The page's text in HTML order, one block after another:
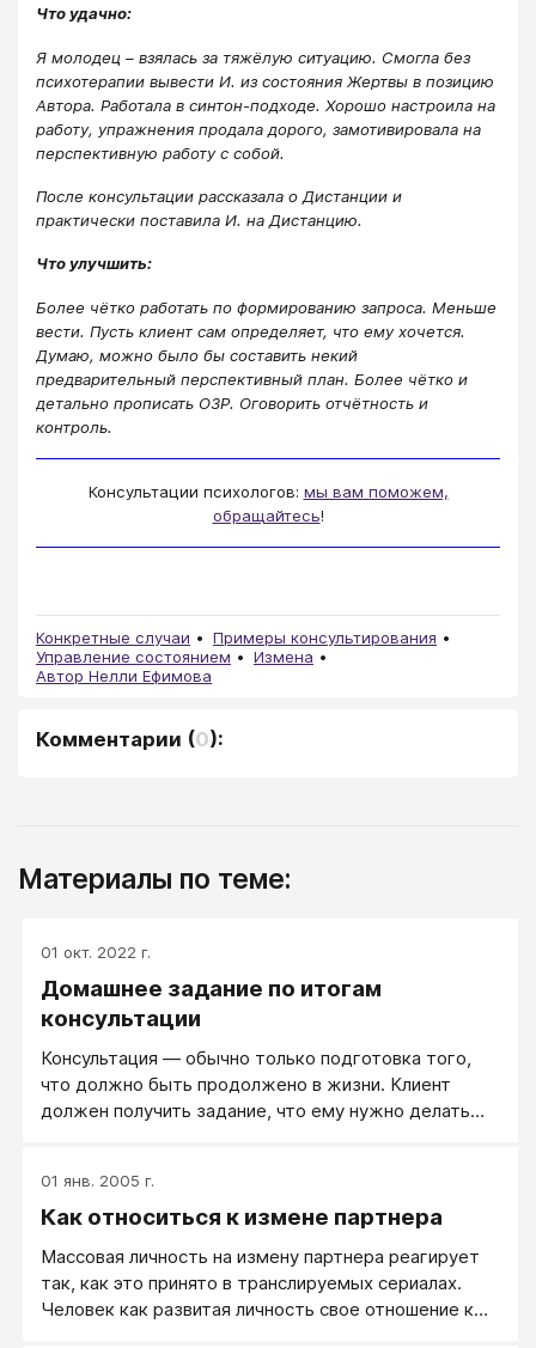
Что удачно:
Я молодец – взялась за тяжёлую ситуацию. Смогла без
психотерапии вывести И. из состояния Жертвы в позицию
Автора. Работала в синтон-подходе. Хорошо настроила на
работу, упражнения продала дорого, замотивировала на
перспективную работу с собой.
После консультации рассказала о Дистанции и
практически поставила И. на Дистанцию.
Что улучшить:
Более чётко работать по формированию запроса. Меньше
вести. Пусть клиент сам определяет, что ему хочется.
Думаю, можно было бы составить некий
предварительный перспективный план. Более чётко и
детально прописать ОЗР. Оговорить отчётность и
контроль.
Консультации психологов: мы вам поможем,
обращайтесь​!
Конкретные случаи
Примеры консультирования
Управление состоянием
Измена
Автор Нелли Ефимова
Комментарии (0):
Материалы по теме:
01 окт. 2022 г.
Домашнее задание по итогам
консультации
Консультация ― обычно только подготовка того,
что должно быть продолжено в жизни. Клиент
должен получить задание, что ему нужно делать
01 янв. 2005 г.
Как относиться к измене партнера
Массовая личность на измену партнера реагирует
так, как это принято в транслируемых сериалах.
Человек как развитая личность свое отношение к